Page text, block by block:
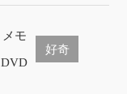
メモ
DVD
好奇